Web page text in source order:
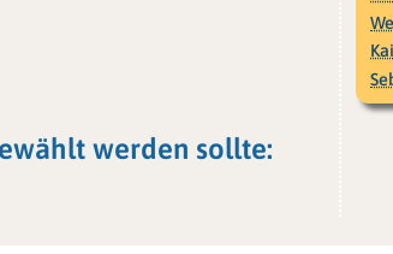
werden sollte: